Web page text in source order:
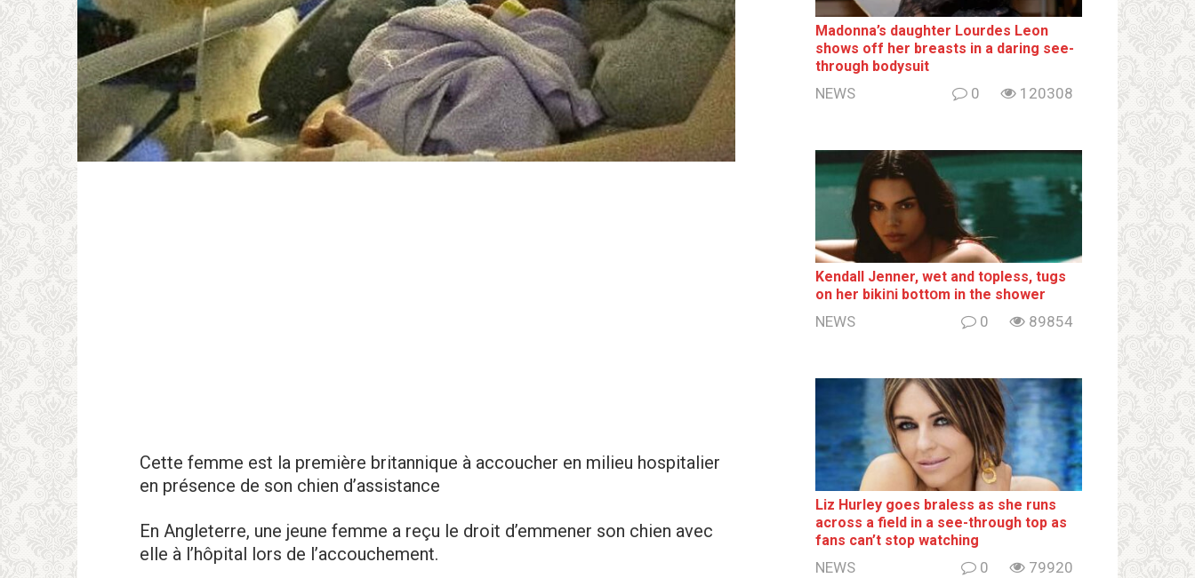
Cette femme est la première britannique à accoucher en milieu hospitalier
en présence de son chien d’assistance
En Angleterre, une jeune femme a reçu le droit d’emmener son chien avec
elle à l’hôpital lors de l’accouchement.
Madonna’s daughter Lourdes Leon
shows off her breаsts in a daring see-
through bodysuit
NEWS 0 120308
Kendall Jenner, wet and tօpless, tugs
on her bikiոi bottօm in the shower
NEWS 0 89854
Liz Hurley goes bralеss as she runs
across a field in a see-through top as
fans can’t stop watching
NEWS 0 79920